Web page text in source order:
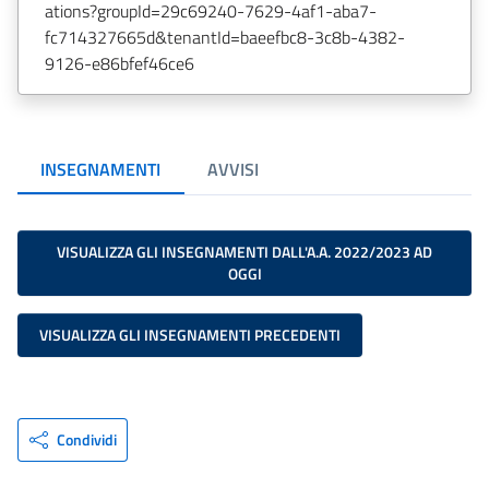
ations?groupId=29c69240-7629-4af1-aba7-
fc714327665d&tenantId=baeefbc8-3c8b-4382-
9126-e86bfef46ce6
INSEGNAMENTI AVVISI
VISUALIZZA GLI INSEGNAMENTI DALL'A.A. 2022/2023 AD
OGGI
VISUALIZZA GLI INSEGNAMENTI PRECEDENTI
Condividi